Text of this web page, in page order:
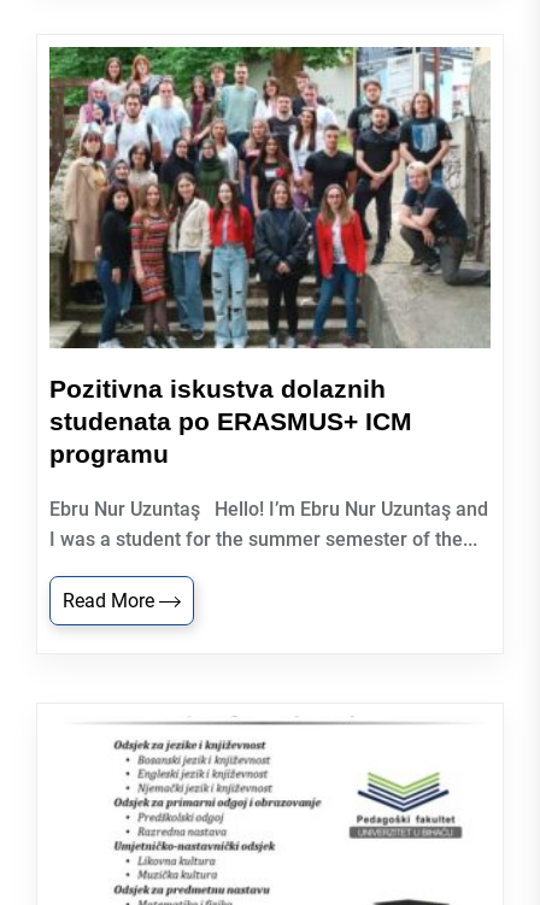
Pozitivna iskustva dolaznih
studenata po ERASMUS+ ICM
programu
Ebru Nur Uzuntaş Hello! I’m Ebru Nur Uzuntaş and
I was a student for the summer semester of the...
Read More